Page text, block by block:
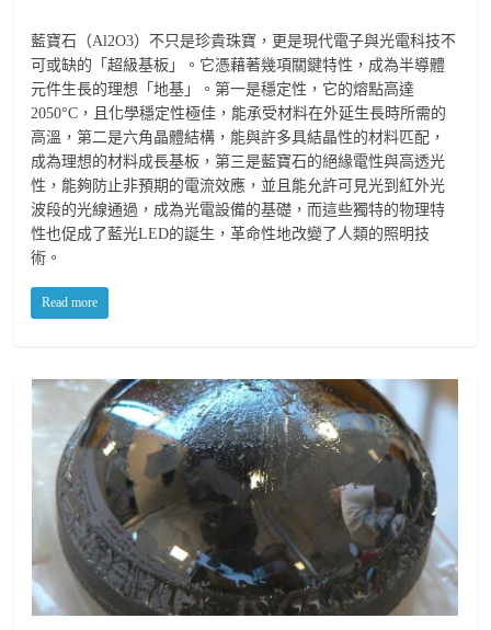
藍寶石（Al2O3）不只是珍貴珠寶，更是現代電子與光電科技不
可或缺的「超級基板」。它憑藉著幾項關鍵特性，成為半導體
元件生長的理想「地基」。第一是穩定性，它的熔點高達
2050°C，且化學穩定性極佳，能承受材料在外延生長時所需的
高溫，第二是六角晶體結構，能與許多具結晶性的材料匹配，
成為理想的材料成長基板，第三是藍寶石的絕緣電性與高透光
性，能夠防止非預期的電流效應，並且能允許可見光到紅外光
波段的光線通過，成為光電設備的基礎，而這些獨特的物理特
性也促成了藍光LED的誕生，革命性地改變了人類的照明技
術。
Read more